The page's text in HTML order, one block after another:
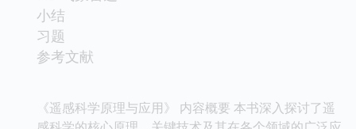
小结
习题
参考文献
《遥感科学原理与应用》 内容概要 本书深入探讨了遥